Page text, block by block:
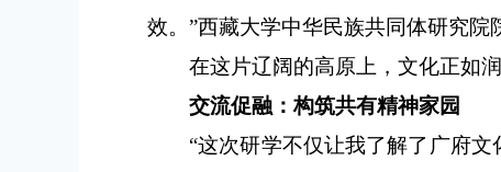
效。”西藏大学中华民族共同体研究院
在这片辽阔的高原上，文化正如
交流促融：构筑共有精神家园
“这次研学不仅让我了解了广府